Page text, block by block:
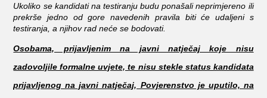
Ukoliko se kandidati na testiranju budu ponašali neprimjereno ili
prekrše jedno od gore navedenih pravila biti će udaljeni s
testiranja, a njihov rad neće se bodovati.
Osobama, prijavljenim na javni natječaj koje nisu
zadovoljile formalne uvjete, te nisu stekle status kandidata
prijavljenog na javni natječaj, Povjerenstvo je uputilo, na